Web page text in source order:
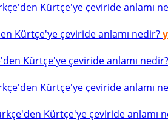
Kürtçe'ye çeviride anlamı
Kürtçe'ye çeviride anlamı nedir?
Kürtçe'ye çeviride anlamı nedir?
Kürtçe'ye çeviride anlamı
Kürtçe'ye çeviride anlamı